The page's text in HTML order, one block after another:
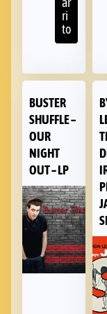
ar
ri
to
BUSTER
SHUFFLE –
OUR
NIGHT
OUT – LP